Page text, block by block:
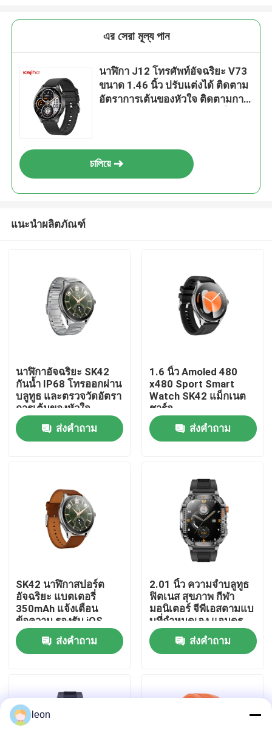
บ้าน
ผลิตภัณฑ์
เกี่ยวกับเรา
ทัวร์โรงงาน
ติดต่อเรา
ขออ้าง
GPS สมาร์ทวอทช์
এর সেরা মূল্য পান
นาฬิกา J12 โทรศัพท์อัจฉริยะ V73
ขนาด 1.46 นิ้ว ปรับแต่งได้ ติดตาม
อัตราการเต้นของหัวใจ ติดตามการ
চালিয়ে
แนะนำผลิตภัณฑ์
นาฬิกาอัจฉริยะ SK42
กันน้ำ IP68 โทรออกผ่าน
บลูทูธ และตรวจวัดอัตรา
การเต้นของหัวใจ
ออกซิเจนในเลือด
ส่งคำถาม
1.6 นิ้ว Amoled 480
x480 Sport Smart
Watch SK42 แม็กเนต
ชาร์จ
ส่งคำถาม
SK42 นาฬิกาสปอร์ต
อัจฉริยะ แบตเตอรี่
350mAh แจ้งเตือน
ข้อความ รองรับ iOS
และ Android
ส่งคำถาม
2.01 นิ้ว ความจําบลูทูธ
ฟิตเนส สุขภาพ กีฬา
มอนิเตอร์ จีพีเอสตามแบ
บที่กําหนดเอง แอนดร
อยด์ ดาวเวอร์ สปอร์ต
P76 สมาร์ทโฟนเรียก
J13 นาฬิกาแฟชั่น NFC
ส่งคำถาม
leon